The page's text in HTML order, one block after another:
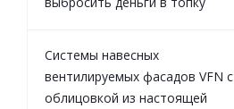
Системы навесных
вентилируемых фасадов VFN с
облицовкой из настоящей